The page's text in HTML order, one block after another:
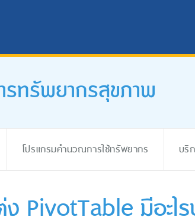
รทรัพยากรสุขภาพ
โปรแกรมคำนวณการใช้ทรัพยากร บริ
PivotTable มีอะไร